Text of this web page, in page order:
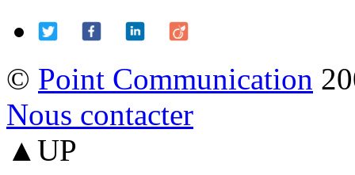
© Point Communication
Nous contacter
▲UP